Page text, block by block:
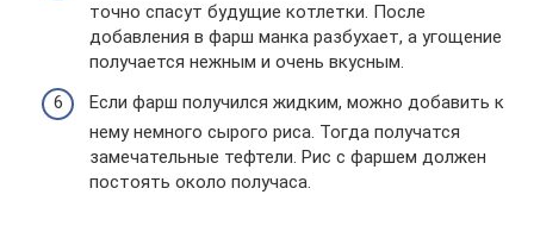
точно спасут будущие котлетки. После
добавления в фарш манка разбухает, а угощение
получается нежным и очень вкусным.
Если фарш получился жидким, можно добавить к
нему немного сырого риса. Тогда получатся
замечательные тефтели. Рис с фаршем должен
постоять около получаса.